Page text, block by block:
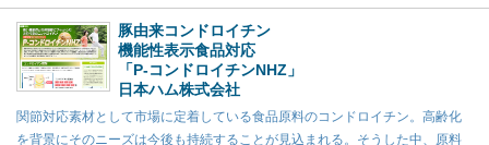
豚由来コンドロイチン
機能性表示食品対応
「P-コンドロイチンNHZ」
日本ハム株式会社
関節対応素材として市場に定着している食品原料のコンドロイチン。高齢化
を背景にそのニーズは今後も持続することが見込まれる。そうした中、原料